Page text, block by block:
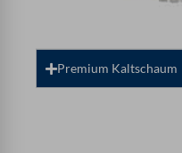
Premium Kaltschaum